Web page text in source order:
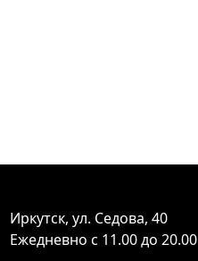
Иркутск, ул. Седова, 40
Ежедневно с 11.00 до 20.00